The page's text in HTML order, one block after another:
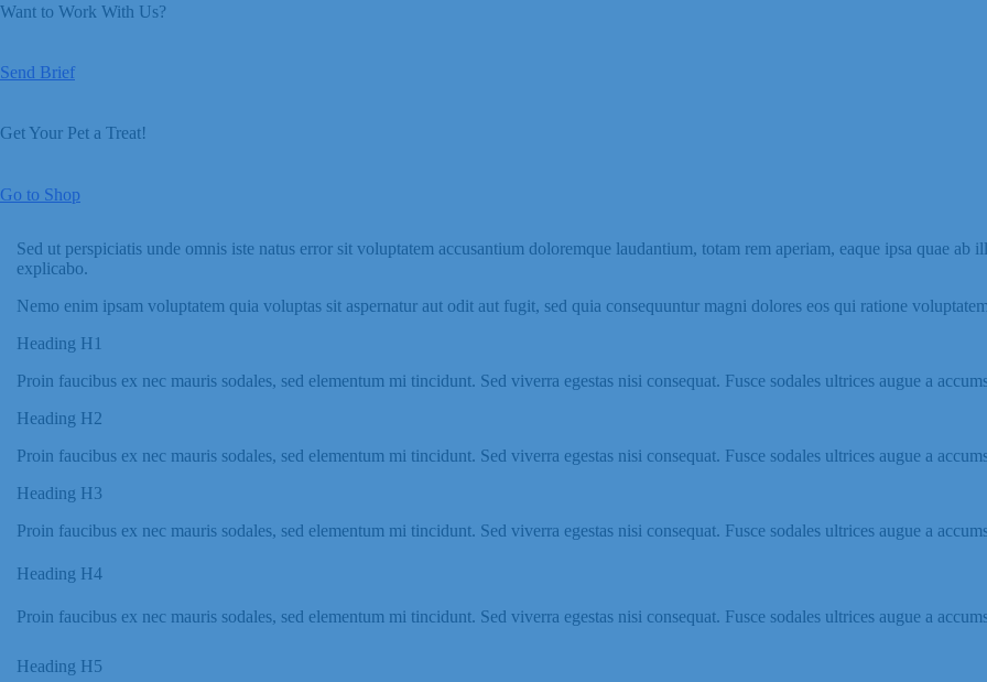
Want to Work With Us?
Send Brief
Get Your Pet a Treat!
Go to Shop
Sed ut perspiciatis unde omnis iste natus error sit voluptatem accusantium doloremque laudantium, totam rem aperiam, eaque ipsa quae ab
explicabo.
Nemo enim ipsam voluptatem quia voluptas sit aspernatur aut odit aut fugit, sed quia consequuntur magni dolores eos qui ratione
Heading H1
Proin faucibus ex nec mauris sodales, sed elementum mi tincidunt. Sed viverra egestas nisi consequat. Fusce sodales ultrices augue a
Heading H2
Proin faucibus ex nec mauris sodales, sed elementum mi tincidunt. Sed viverra egestas nisi consequat. Fusce sodales ultrices augue a
Heading H3
Proin faucibus ex nec mauris sodales, sed elementum mi tincidunt. Sed viverra egestas nisi consequat. Fusce sodales ultrices augue a
Heading H4
Proin faucibus ex nec mauris sodales, sed elementum mi tincidunt. Sed viverra egestas nisi consequat. Fusce sodales ultrices augue a
Heading H5